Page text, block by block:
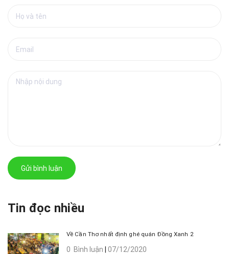
Gửi bình luận
Tin đọc nhiều
Về Cần Thơ nhất định ghé quán Đồng Xanh 2
0 Bình luận 07/12/2020